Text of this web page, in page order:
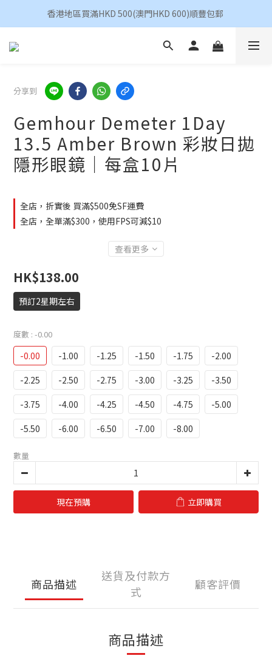
香港地區買滿HKD 500(澳門HKD 600)順豐包郵
香港地區買滿HKD 500(澳門HKD 600)順豐包郵
昆凌 Quinlivan 日拋 任選 $360/4盒
分享到
Gemhour Demeter 1Day
13.5 Amber Brown 彩妝日拋
隱形眼鏡｜每盒10片
全店，折實後 買滿$500免SF運費
全店，全單滿$300，使用FPS可減$10
查看更多
HK$138.00
預訂2星期左右
度數 : -0.00
-0.00 -1.00 -1.25 -1.50 -1.75
-2.00
-2.25
-2.50 -2.75 -3.00 -3.25
-3.50
-3.75
-4.00 -4.25 -4.50 -4.75
-5.00
-5.50
-6.00 -6.50 -7.00 -8.00
數量
現在預購 立即購買
商品描述
送貨及付款方
式
顧客評價
商品描述